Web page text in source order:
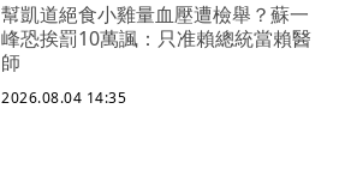
幫凱道絕食小雞量血壓遭檢舉？蘇一
峰恐挨罰10萬諷：只准賴總統當賴醫
師
2026.08.04 14:35